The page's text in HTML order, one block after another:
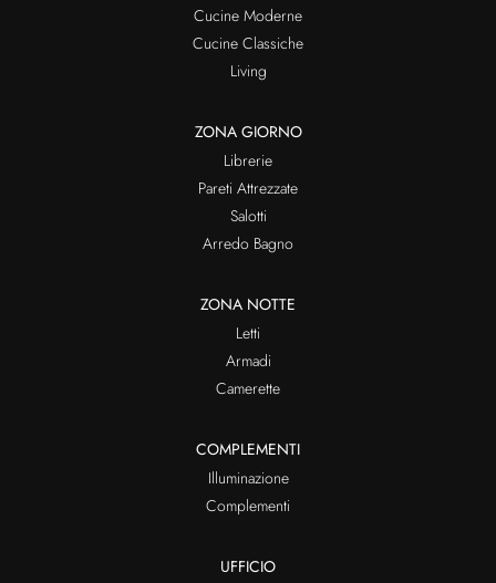
Cucine Moderne
Cucine Classiche
Living
ZONA GIORNO
Librerie
Pareti Attrezzate
Salotti
Arredo Bagno
ZONA NOTTE
Letti
Armadi
Camerette
COMPLEMENTI
Illuminazione
Complementi
UFFICIO